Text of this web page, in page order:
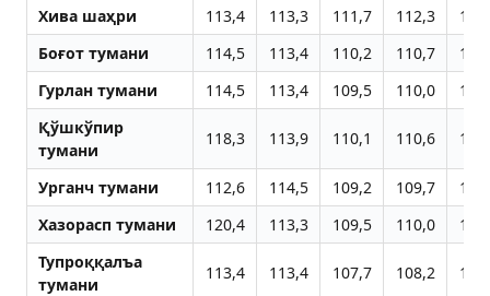
Хива шаҳри
113,4 113,3 111,7 112,3
Боғот тумани
114,5 113,4 110,2 110,7
Гурлан тумани
114,5 113,4 109,5 110,0
Қўшкўпир
тумани
118,3 113,9 110,1 110,6
Урганч тумани 112,6 114,5 109,2 109,7
Хазорасп тумани
120,4 113,3 109,5 110,0
Тупроққалъа
тумани
113,4 113,4 107,7 108,2